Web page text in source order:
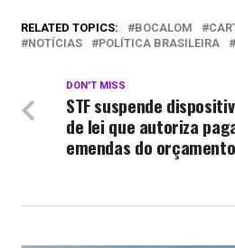
RELATED TOPICS: BOCALOM
NOTÍCIAS
POLÍTICA BRASILEIRA
DON'T MISS
STF suspende
de lei que autoriza
emendas do